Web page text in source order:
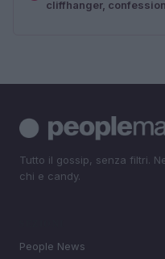
cliffhanger,
Tutto il gossip, senza filtri.
chi e candy.
People News